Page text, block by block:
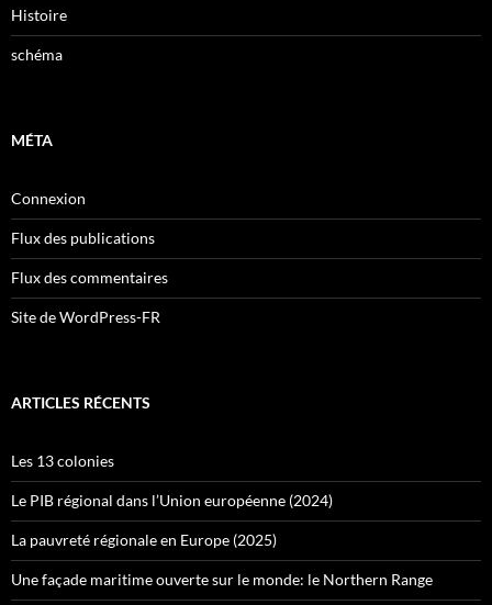
Histoire
schéma
MÉTA
Connexion
Flux des publications
Flux des commentaires
Site de WordPress-FR
ARTICLES RÉCENTS
Les 13 colonies
Le PIB régional dans l’Union européenne (2024)
La pauvreté régionale en Europe (2025)
Une façade maritime ouverte sur le monde: le Northern Range